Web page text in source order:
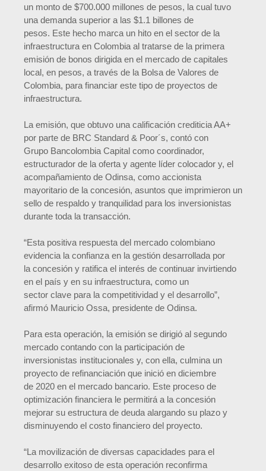
un monto de $700.000 millones de pesos, la cual tuvo
una demanda superior a las $1.1 billones de
pesos. Este hecho marca un hito en el sector de la
infraestructura en Colombia al tratarse de la primera
emisión de bonos dirigida en el mercado de capitales
local, en pesos, a través de la Bolsa de Valores de
Colombia, para financiar este tipo de proyectos de
infraestructura.
La emisión, que obtuvo una calificación crediticia AA+
por parte de BRC Standard & Poor´s, contó con
Grupo Bancolombia Capital como coordinador,
estructurador de la oferta y agente líder colocador y, el
acompañamiento de Odinsa, como accionista
mayoritario de la concesión, asuntos que imprimieron un
sello de respaldo y tranquilidad para los inversionistas
durante toda la transacción.
“Esta positiva respuesta del mercado colombiano
evidencia la confianza en la gestión desarrollada por
la concesión y ratifica el interés de continuar invirtiendo
en el país y en su infraestructura, como un
sector clave para la competitividad y el desarrollo”,
afirmó Mauricio Ossa, presidente de Odinsa.
Para esta operación, la emisión se dirigió al segundo
mercado contando con la participación de
inversionistas institucionales y, con ella, culmina un
proyecto de refinanciación que inició en diciembre
de 2020 en el mercado bancario. Este proceso de
optimización financiera le permitirá a la concesión
mejorar su estructura de deuda alargando su plazo y
disminuyendo el costo financiero del proyecto.
“La movilización de diversas capacidades para el
desarrollo exitoso de esta operación reconfirma